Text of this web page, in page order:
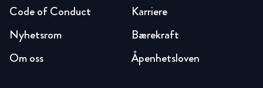
Karriere
Bærekraft
Åpenhetsloven
Code of Conduct
Nyhetsrom
Om oss